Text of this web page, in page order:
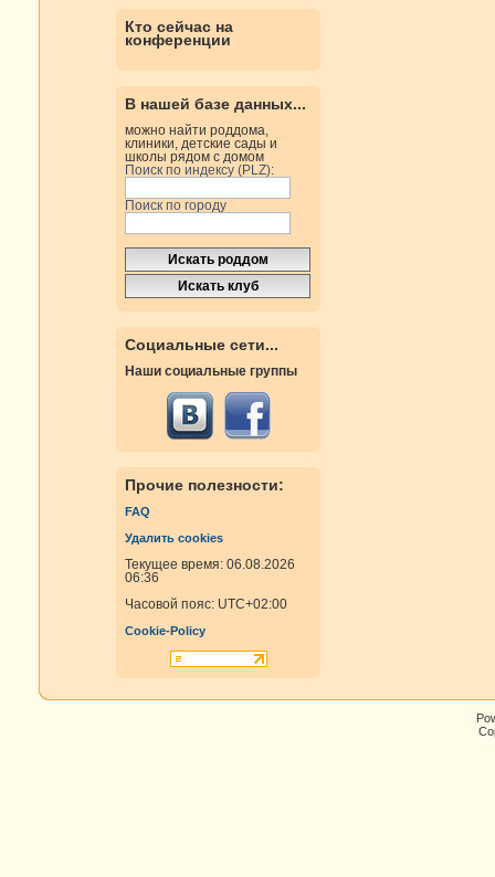
Кто сейчас на
конференции
В нашей базе данных...
можно найти роддома,
клиники, детские сады и
школы рядом с домом
Поиск по индексу (PLZ):
Поиск по городу
Социальные сети...
Наши социальные группы
Прочие полезности:
FAQ
Удалить cookies
Текущее время: 06.08.2026
06:36
Часовой пояс: UTC+02:00
Cookie-Policy